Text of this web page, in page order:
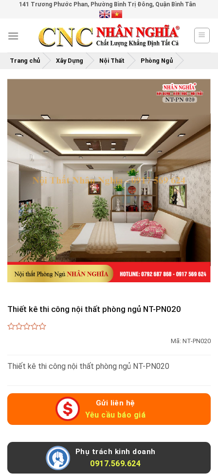
content
141 Trương Phước Phan, Phường Bình Trị Đông, Quận Bình Tân
Trang chủ Xây Dựng Nội Thất Phòng Ngủ
Thiết kê thi công nội thất phòng ngủ NT-PN020
5
Mã:NT-PN020
Thiết kê thi công nội thất phòng ngủ NT-PN020
Gửi liên hệ
Yêu cầu báo giá
Phụ trách kinh doanh
0917.569.624